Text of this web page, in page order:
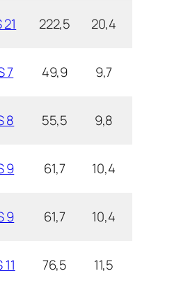
21 222,5 20,4
7 49,9 9,7
8 55,5 9,8
9 61,7 10,4
9 61,7 10,4
11 76,5 11,5